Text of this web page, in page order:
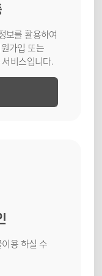
보를 활용하여
가입 또는
서비스입니다.
이용 하실 수